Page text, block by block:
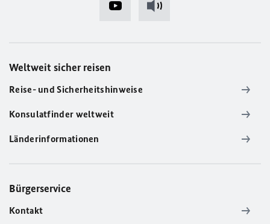
Weltweit sicher reisen
Reise- und Sicherheitshinweise
Konsulatfinder weltweit
Länderinformationen
Bürgerservice
Kontakt